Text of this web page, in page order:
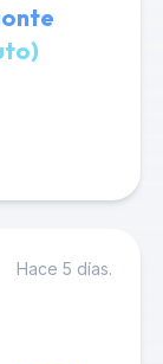
Hace 5 días.